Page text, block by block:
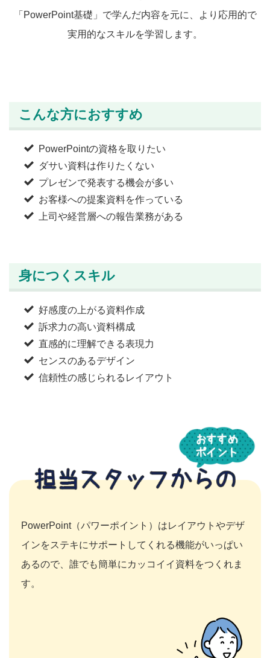
「PowerPoint基礎」で学んだ内容を元に、より応用的で
実用的なスキルを学習します。
こんな方におすすめ
PowerPointの資格を取りたい
ダサい資料は作りたくない
プレゼンで発表する機会が多い
お客様への提案資料を作っている
上司や経営層への報告業務がある
身につくスキル
好感度の上がる資料作成
訴求力の高い資料構成
直感的に理解できる表現力
センスのあるデザイン
信頼性の感じられるレイアウト
PowerPoint（パワーポイント）はレイアウトやデザ
インをステキにサポートしてくれる機能がいっぱい
あるので、誰でも簡単にカッコイイ資料をつくれま
す。